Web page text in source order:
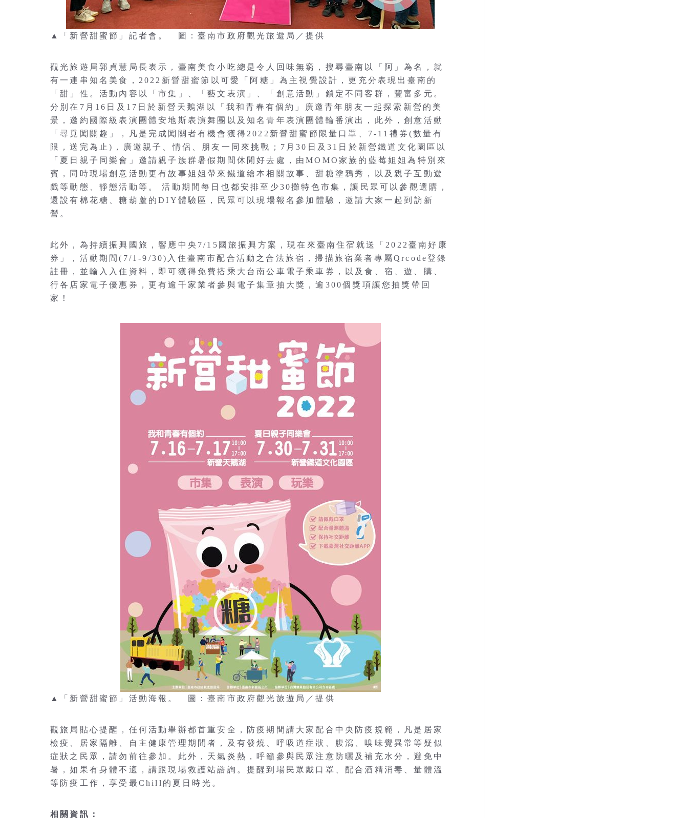
▲「新營甜蜜節」記者會。 圖：臺南市政府觀光旅遊局／提供
觀光旅遊局郭貞慧局長表示，臺南美食小吃總是令人回味無窮，搜尋臺南以「阿」為名，就
有一連串知名美食，2022新營甜蜜節以可愛「阿糖」為主視覺設計，更充分表現出臺南的
「甜」性。活動內容以「市集」、「藝文表演」、「創意活動」鎖定不同客群，豐富多元。
分別在7月16日及17日於新營天鵝湖以「我和青春有個約」廣邀青年朋友一起探索新營的美
景，邀約國際級表演團體安地斯表演舞團以及知名青年表演團體輪番演出，此外，創意活動
「尋覓闖關趣」，凡是完成闖關者有機會獲得2022新營甜蜜節限量口罩、7-11禮券(數量有
限，送完為止)，廣邀親子、情侶、朋友一同來挑戰；7月30日及31日於新營鐵道文化園區以
「夏日親子同樂會」邀請親子族群暑假期間休閒好去處，由MOMO家族的藍莓姐姐為特別來
賓，同時現場創意活動更有故事姐姐帶來鐵道繪本相關故事、甜糖塗鴉秀，以及親子互動遊
戲等動態、靜態活動等。 活動期間每日也都安排至少30攤特色市集，讓民眾可以參觀選購，
還設有棉花糖、糖葫蘆的DIY體驗區，民眾可以現場報名參加體驗，邀請大家一起到訪新
營。
此外，為持續振興國旅，響應中央7/15國旅振興方案，現在來臺南住宿就送「2022臺南好康
券」，活動期間(7/1-9/30)入住臺南市配合活動之合法旅宿，掃描旅宿業者專屬Qrcode登錄
註冊，並輸入入住資料，即可獲得免費搭乘大台南公車電子乘車券，以及食、宿、遊、購、
行各店家電子優惠券，更有逾千家業者參與電子集章抽大獎，逾300個獎項讓您抽獎帶回
家！
▲「新營甜蜜節」活動海報。 圖：臺南市政府觀光旅遊局／提供
觀旅局貼心提醒，任何活動舉辦都首重安全，防疫期間請大家配合中央防疫規範，凡是居家
檢疫、居家隔離、自主健康管理期間者，及有發燒、呼吸道症狀、腹瀉、嗅味覺異常等疑似
症狀之民眾，請勿前往參加。此外，天氣炎熱，呼籲參與民眾注意防曬及補充水分，避免中
暑，如果有身體不適，請跟現場救護站諮詢。提醒到場民眾戴口罩、配合酒精消毒、量體溫
等防疫工作，享受最Chill的夏日時光。
相關資訊：